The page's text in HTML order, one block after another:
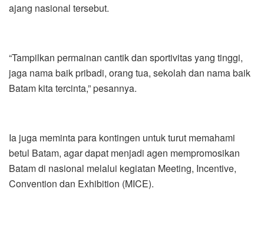
ajang nasional tersebut.
“Tampilkan permainan cantik dan sportivitas yang tinggi,
jaga nama baik pribadi, orang tua, sekolah dan nama baik
Batam kita tercinta,” pesannya.
Ia juga meminta para kontingen untuk turut memahami
betul Batam, agar dapat menjadi agen mempromosikan
Batam di nasional melalui kegiatan Meeting, Incentive,
Convention dan Exhibition (MICE).